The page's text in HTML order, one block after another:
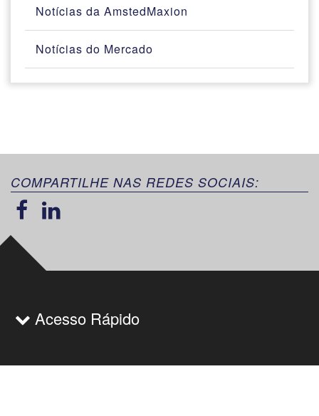
Notícias da AmstedMaxion
Notícias do Mercado
COMPARTILHE NAS REDES SOCIAIS:
Acesso Rápido